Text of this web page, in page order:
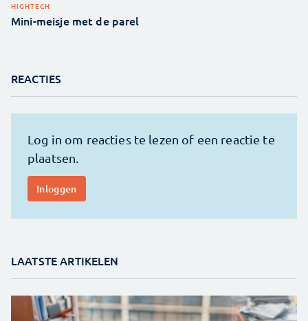
HIGHTECH
Mini-meisje met de parel
REACTIES
LAATSTE ARTIKELEN